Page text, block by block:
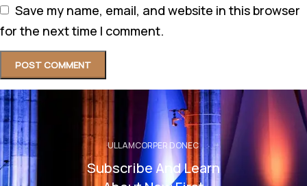
Save my name, email, and website in this browser
for the next time I comment.
ULLAMCORPER DONEC
Subscribe And Learn